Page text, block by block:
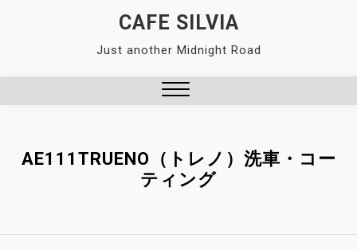
CAFE SILVIA
Just another Midnight Road
AE111TRUENO（トレノ）洗車・コー
ティング